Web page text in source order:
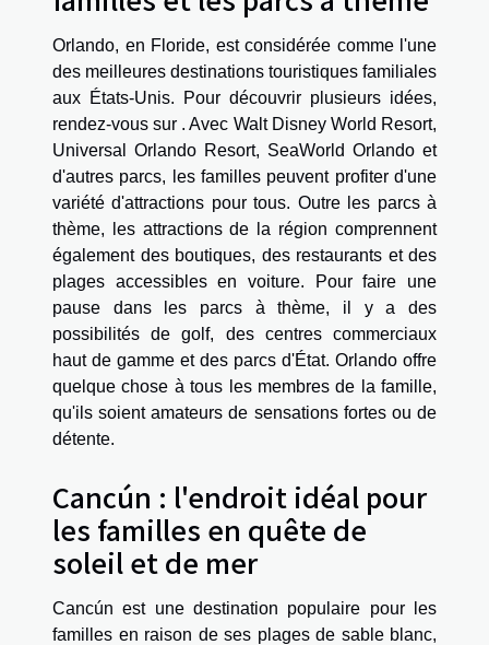
Orlando, en Floride, est considérée comme l'une
des meilleures destinations touristiques familiales
aux États-Unis. Pour découvrir plusieurs idées,
rendez-vous sur . Avec Walt Disney World Resort,
Universal Orlando Resort, SeaWorld Orlando et
d'autres parcs, les familles peuvent profiter d'une
variété d'attractions pour tous. Outre les parcs à
thème, les attractions de la région comprennent
également des boutiques, des restaurants et des
plages accessibles en voiture. Pour faire une
pause dans les parcs à thème, il y a des
possibilités de golf, des centres commerciaux
haut de gamme et des parcs d'État. Orlando offre
quelque chose à tous les membres de la famille,
qu'ils soient amateurs de sensations fortes ou de
détente.
Cancún : l'endroit idéal pour
les familles en quête de
soleil et de mer
Cancún est une destination populaire pour les
familles en raison de ses plages de sable blanc,